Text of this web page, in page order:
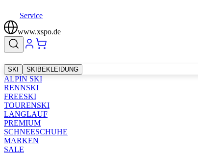
Service
www.xspo.de
SKI SKIBEKLEIDUNG
ALPIN SKI
RENNSKI
FREESKI
TOURENSKI
LANGLAUF
PREMIUM
SCHNEESCHUHE
MARKEN
SALE